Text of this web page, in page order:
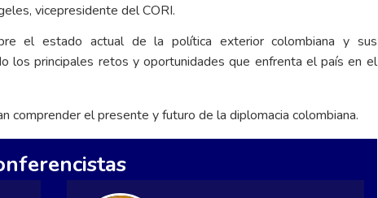
vicepresidente del CORI.
el estado actual de la política exterior colombiana y sus
los principales retos y oportunidades que enfrenta el país en el
comprender el presente y futuro de la diplomacia colombiana.